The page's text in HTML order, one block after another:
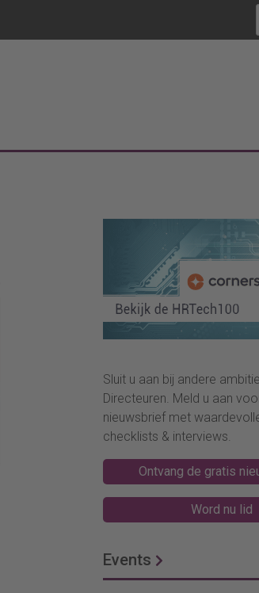
Sluit u aan bij andere
Directeuren. Meld u aan
nieuwsbrief met
checklists & interviews.
Ontvang de gratis
Word nu lid
Events